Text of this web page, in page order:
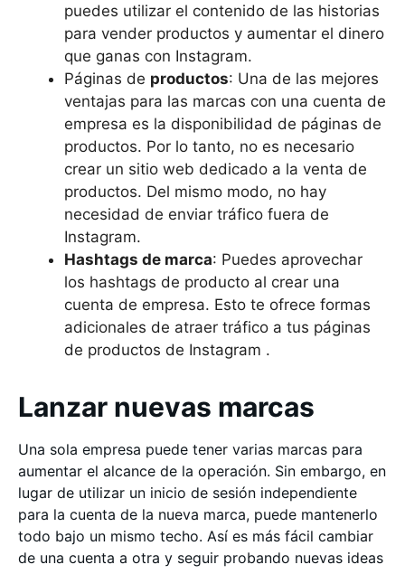
puedes utilizar el contenido de las historias
para vender productos y aumentar el dinero
que ganas con Instagram.
Páginas de productos: Una de las mejores
ventajas para las marcas con una cuenta de
empresa es la disponibilidad de páginas de
productos. Por lo tanto, no es necesario
crear un sitio web dedicado a la venta de
productos. Del mismo modo, no hay
necesidad de enviar tráfico fuera de
Instagram.
Hashtags de marca: Puedes aprovechar
los hashtags de producto al crear una
cuenta de empresa. Esto te ofrece formas
adicionales de atraer tráfico a tus páginas
de productos de Instagram .
Lanzar nuevas marcas
Una sola empresa puede tener varias marcas para
aumentar el alcance de la operación. Sin embargo, en
lugar de utilizar un inicio de sesión independiente
para la cuenta de la nueva marca, puede mantenerlo
todo bajo un mismo techo. Así es más fácil cambiar
de una cuenta a otra y seguir probando nuevas ideas